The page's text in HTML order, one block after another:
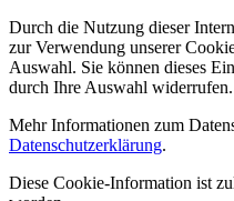
Durch die Nutzung dieser
zur Verwendung unserer
Auswahl. Sie können dieses
durch Ihre Auswahl widerrufen.
Mehr Informationen zum
Datenschutzerklärung.
Diese Cookie-Information ist